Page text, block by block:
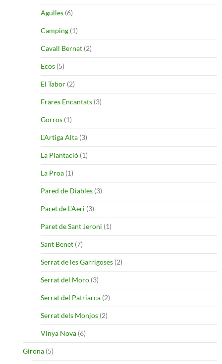
Agulles (6)
Camping (1)
Cavall Bernat (2)
Ecos (5)
El Tabor (2)
Frares Encantats (3)
Gorros (1)
L'Artiga Alta (3)
La Plantació (1)
La Proa (1)
Pared de Diables (3)
Paret de L'Aeri (3)
Paret de Sant Jeroni (1)
Sant Benet (7)
Serrat de les Garrigoses (2)
Serrat del Moro (3)
Serrat del Patriarca (2)
Serrat dels Monjos (2)
Vinya Nova (6)
Girona (5)